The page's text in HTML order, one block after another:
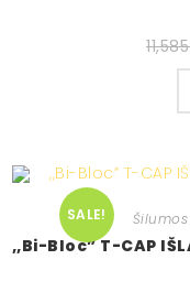
SALE!
,,Bi-Bloc” T-CAP